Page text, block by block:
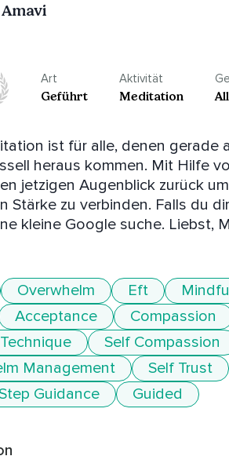
Art
Geführt
Aktivität
Meditation
ist für alle, denen gerade
heraus kommen. Mit Hilfe
jetzigen Augenblick zurück
Stärke zu verbinden. Falls du
kleine Google suche. Liebst,
Overwhelm Eft
Acceptance Compassion
Self Compassion
Management
Self Trust
Guidance
Guided